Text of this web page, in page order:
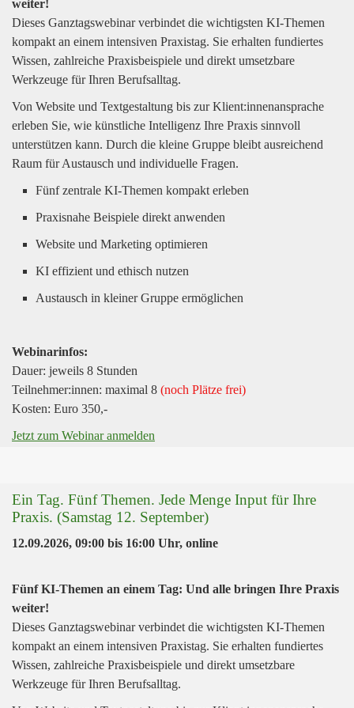
weiter!
Dieses Ganztagswebinar verbindet die wichtigsten KI-Themen
kompakt an einem intensiven Praxistag. Sie erhalten fundiertes
Wissen, zahlreiche Praxisbeispiele und direkt umsetzbare
Werkzeuge für Ihren Berufsalltag.
Von Website und Textgestaltung bis zur Klient:innenansprache
erleben Sie, wie künstliche Intelligenz Ihre Praxis sinnvoll
unterstützen kann. Durch die kleine Gruppe bleibt ausreichend
Raum für Austausch und individuelle Fragen.
Fünf zentrale KI-Themen kompakt erleben
Praxisnahe Beispiele direkt anwenden
Website und Marketing optimieren
KI effizient und ethisch nutzen
Austausch in kleiner Gruppe ermöglichen
Webinarinfos:
Dauer: jeweils 8 Stunden
Teilnehmer:innen: maximal 8 (noch Plätze frei)
Kosten: Euro 350,-
Jetzt zum Webinar anmelden
Ein Tag. Fünf Themen. Jede Menge Input für Ihre
Praxis. (Samstag 12. September)
12.09.2026, 09:00 bis 16:00 Uhr, online
Fünf KI-Themen an einem Tag: Und alle bringen Ihre Praxis
weiter!
Dieses Ganztagswebinar verbindet die wichtigsten KI-Themen
kompakt an einem intensiven Praxistag. Sie erhalten fundiertes
Wissen, zahlreiche Praxisbeispiele und direkt umsetzbare
Werkzeuge für Ihren Berufsalltag.